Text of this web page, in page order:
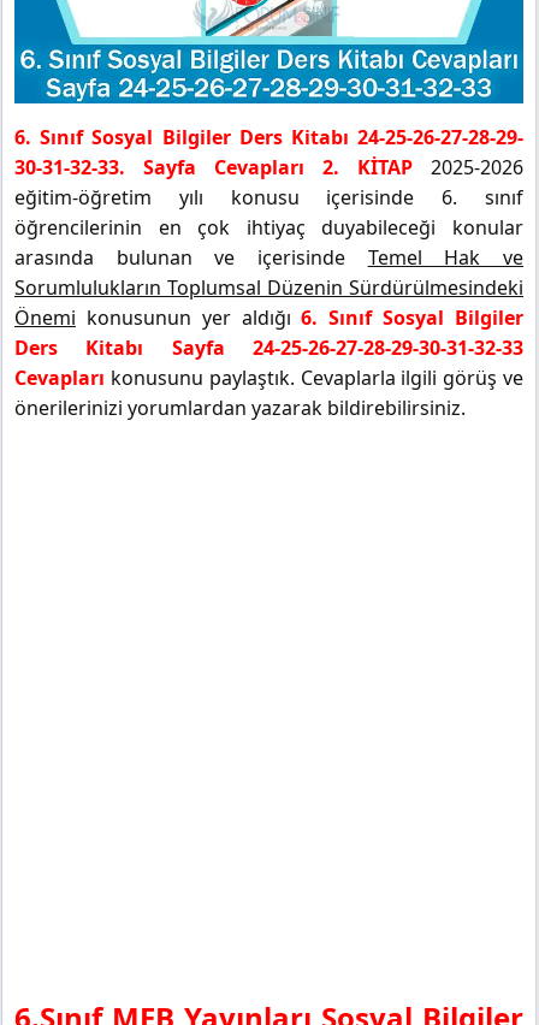
6. Sınıf Sosyal Bilgiler Ders Kitabı 24-25-26-27-28-29-
30-31-32-33. Sayfa Cevapları 2. KİTAP 2025-2026
eğitim-öğretim yılı konusu içerisinde 6. sınıf
öğrencilerinin en çok ihtiyaç duyabileceği konular
arasında bulunan ve içerisinde Temel Hak ve
Sorumlulukların Toplumsal Düzenin Sürdürülmesindeki
Önemi konusunun yer aldığı6. Sınıf Sosyal Bilgiler
Ders Kitabı Sayfa 24-25-26-27-28-29-30-31-32-33
Cevapları konusunu paylaştık. Cevaplarla ilgili görüş ve
önerilerinizi yorumlardan yazarak bildirebilirsiniz.
6.Sınıf MEB Yayınları Sosyal Bilgiler